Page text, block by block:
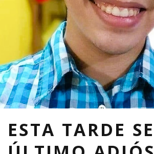
ESTA TARDE